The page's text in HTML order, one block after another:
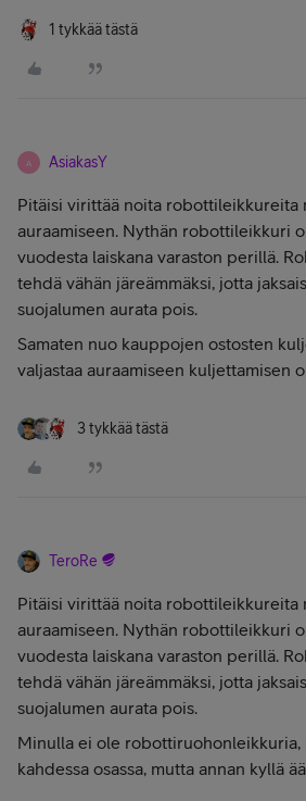
1 tykkää tästä
A AsiakasY
Pitäisi virittää noita robottileikkureita
auraamiseen. Nythän robottileikkuri
vuodesta laiskana varaston perillä.
tehdä vähän järeämmäksi, jotta
suojalumen aurata pois.
Samaten nuo kauppojen ostosten
valjastaa auraamiseen kuljettamisen
3 tykkää tästä
TeroRe
Pitäisi virittää noita robottileikkureita
auraamiseen. Nythän robottileikkuri
vuodesta laiskana varaston perillä.
tehdä vähän järeämmäksi, jotta
suojalumen aurata pois.
Minulla ei ole robottiruohonleikkuria,
kahdessa osassa, mutta annan kyllä